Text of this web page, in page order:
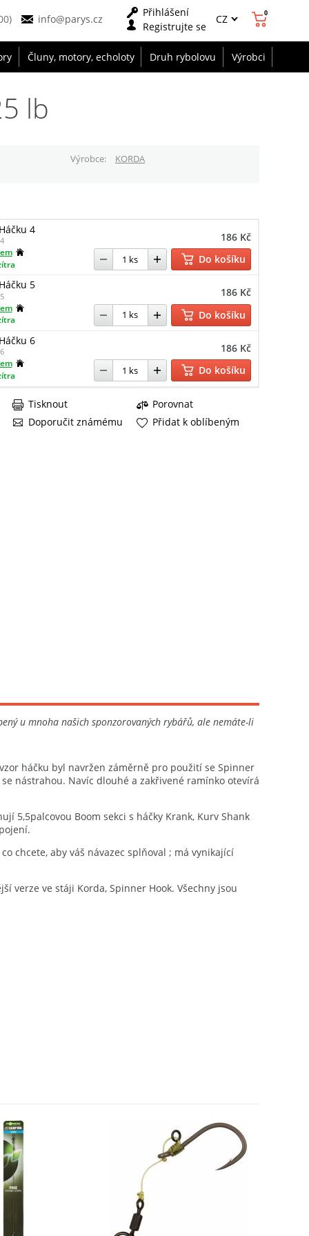
info@parys.cz
Přihlášení
Registrujte se
CZ 0
Čluny, motory, echoloty Druh rybolovu Výrobci
lb
Výrobce
KORDA
4
186 Kč
Do košíku
5
186 Kč
Do košíku
6
186 Kč
Do košíku
Porovnat
Doporučit známému
Tisknout
Přidat k oblíbeným
u mnoha našich sponzorovaných rybářů, ale nemáte-li
háčku byl navržen záměrně pro použití se Spinner
nástrahou. Navíc dlouhé a zakřivené ramínko otevírá
5,5palcovou Boom sekci s háčky Krank, Kurv Shank
chcete, aby váš návazec splňoval ; má vynikající
verze ve stáji Korda, Spinner Hook. Všechny jsou